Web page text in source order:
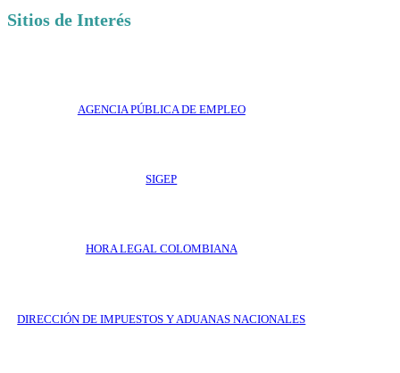
Sitios de Interés
AGENCIA PÚBLICA DE EMPLEO
SIGEP
HORA LEGAL COLOMBIANA
DIRECCIÓN DE IMPUESTOS Y ADUANAS NACIONALES